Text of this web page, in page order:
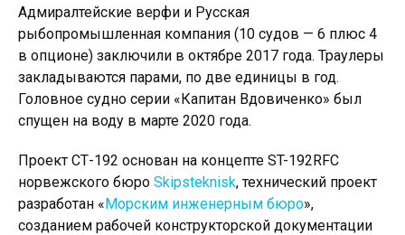
Адмиралтейские верфи и Русская
рыбопромышленная компания (10 судов — 6 плюс 4
в опционе) заключили в октябре 2017 года. Траулеры
закладываются парами, по две единицы в год.
Головное судно серии «Капитан Вдовиченко» был
спущен на воду в марте 2020 года.
Проект СТ-192 основан на концепте ST-192RFC
норвежского бюро Skipsteknisk, технический проект
разработан «Морским инженерным бюро»,
созданием рабочей конструкторской документации